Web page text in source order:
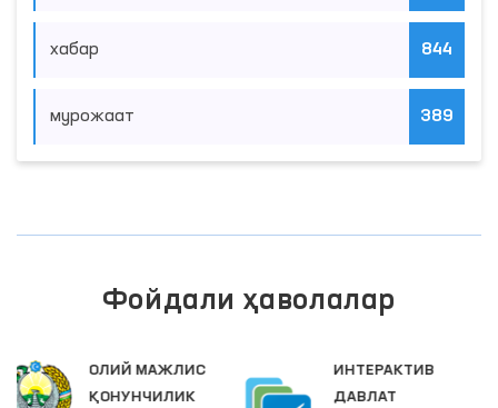
хабар 844
мурожаат 389
Фойдали ҳаволалар
ИНТЕРАКТИВ
ДАВЛАТ
ЖАМОАВИЙ
МУРОЖААТЛАР